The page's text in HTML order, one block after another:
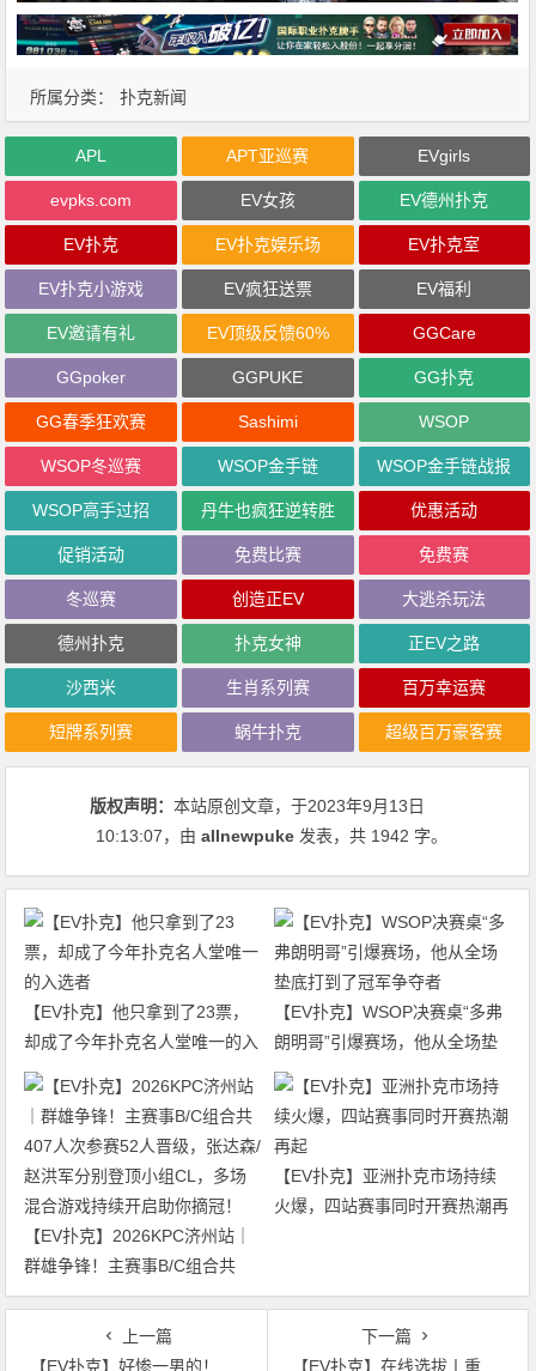
所属分类： 扑克新闻
APL APT亚巡赛 EVgirls
evpks.com EV女孩 EV德州扑克
EV扑克 EV扑克娱乐场 EV扑克室
EV扑克小游戏 EV疯狂送票 EV福利
EV邀请有礼 EV顶级反馈60% GGCare
GGpoker GGPUKE GG扑克
GG春季狂欢赛 Sashimi WSOP
WSOP冬巡赛 WSOP金手链 WSOP金手链战报
WSOP高手过招 丹牛也疯狂逆转胜 优惠活动
促销活动 免费比赛 免费赛
冬巡赛 创造正EV 大逃杀玩法
德州扑克 扑克女神 正EV之路
沙西米 生肖系列赛 百万幸运赛
短牌系列赛 蜗牛扑克 超级百万豪客赛
版权声明：本站原创文章，于2023年9月13日
10:13:07，由allnewpuke 发表，共 1942 字。
【EV扑克】他只拿到了23票，
却成了今年扑克名人堂唯一的入
选者
【EV扑克】WSOP决赛桌“多弗
朗明哥”引爆赛场，他从全场垫
底打到了冠军争夺者
【EV扑克】2026KPC济州站｜
群雄争锋！主赛事B/C组合共
407人次参赛52人晋级，张达森/
赵洪军分别登顶小组CL，多场
混合游戏持续开启助你摘冠！
【EV扑克】亚洲扑克市场持续
火爆，四站赛事同时开赛热潮再
上一篇
【EV扑克】好惨一男的！他在一众网友见证下亏掉了5835万！
下一篇
【EV扑克】在线选拔丨重头戏来了！2023TJPK®征战首尔冲锋赛将于9月16日至17日重磅开启！